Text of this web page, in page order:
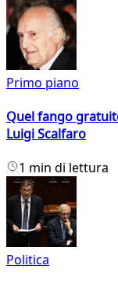
Primo piano
Quel fango
Luigi Scalfaro
1 min di lettura
Politica